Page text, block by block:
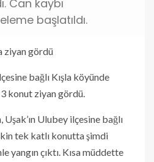
Can kaybı
başlatıldı.
ziyan gördü
bağlı Kışla köyünde
konut ziyan gördü.
Ulubey ilçesine bağlı
tek katlı konutta şimdi
yangın çıktı. Kısa müddette